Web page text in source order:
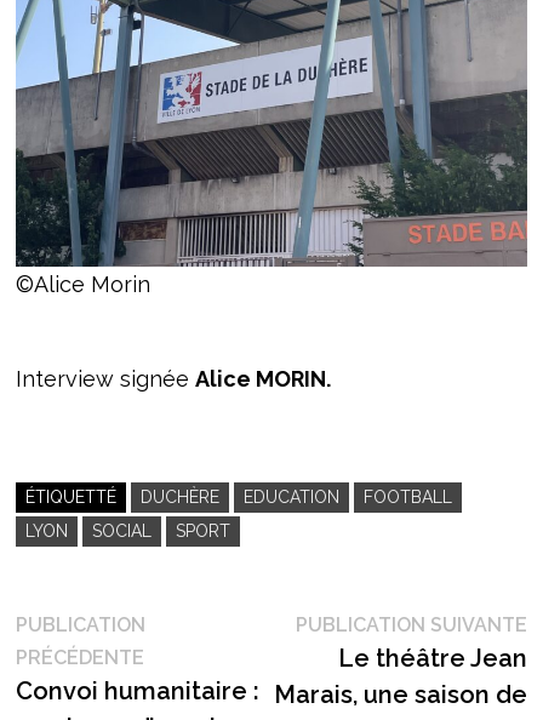
©Alice Morin
Interview signée Alice MORIN.
ÉTIQUETTÉ DUCHÈRE EDUCATION
FOOTBALL
LYON
SOCIAL SPORT
Navigation
de
PUBLICATION
PRÉCÉDENTEPublication
précédente :
Convoi humanitaire :
PUBLICATION SUIVANTE
Le théâtre Jean
Marais, une saison de